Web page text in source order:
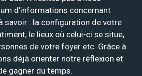
d’informations concernant
savoir : la configuration de votre
le lieux où celui-ci se situe,
de votre foyer etc. Grâce à
déjà orienter notre réflexion et
gagner du temps.